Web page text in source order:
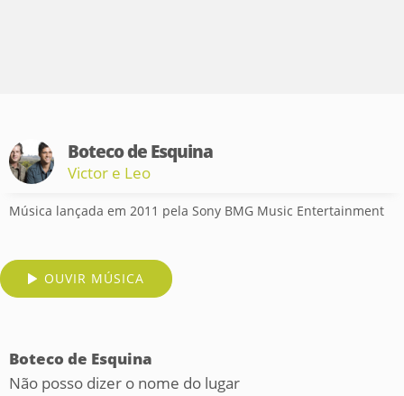
Boteco de Esquina
Victor e Leo
Música lançada em 2011 pela Sony BMG Music Entertainment
OUVIR MÚSICA
Boteco de Esquina
Não posso dizer o nome do lugar